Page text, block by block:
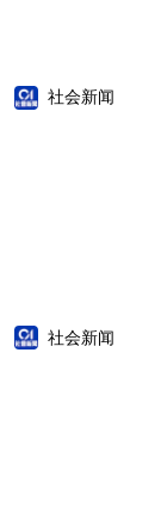
社会新闻
社会新闻